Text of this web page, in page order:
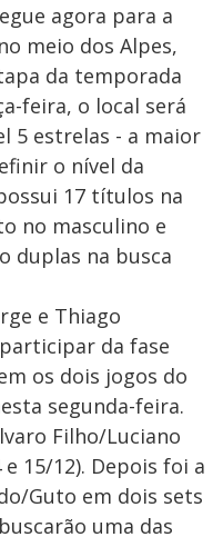
agora para a
meio dos Alpes,
da temporada
feira, o local será
5 estrelas - a maior
o nível da
17 títulos na
no masculino e
duplas na busca
e Thiago
da fase
os dois jogos do
segunda-feira.
Filho/Luciano
15/12). Depois foi a
Guto em dois sets
uma das